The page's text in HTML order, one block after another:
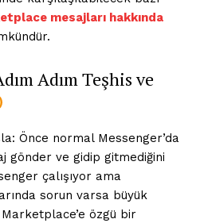
mesajları hakkında
Adım Teşhis ve
Önce normal Messenger’da
gönder ve gidip gitmediğini
çalışıyor ama
sorun varsa büyük
özgü bir